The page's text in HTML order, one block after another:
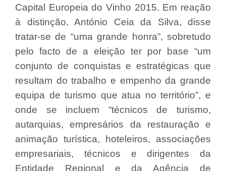
Capital Europeia do Vinho 2015. Em reação
à distinção, António Ceia da Silva, disse
tratar-se de “uma grande honra”, sobretudo
pelo facto de a eleição ter por base “um
conjunto de conquistas e estratégicas que
resultam do trabalho e empenho da grande
equipa de turismo que atua no território”, e
onde se incluem “técnicos de turismo,
autarquias, empresários da restauração e
animação turística, hoteleiros, associações
empresariais, técnicos e dirigentes da
Entidade Regional e da Agência de